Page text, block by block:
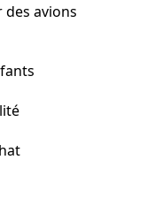
avions